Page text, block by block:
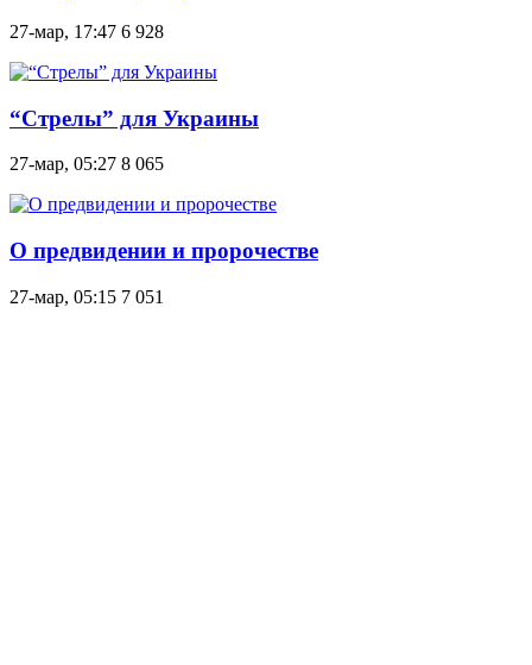
27-мар, 17:47 6 928
“Стрелы” для Украины
27-мар, 05:27 8 065
О предвидении и пророчестве
27-мар, 05:15 7 051